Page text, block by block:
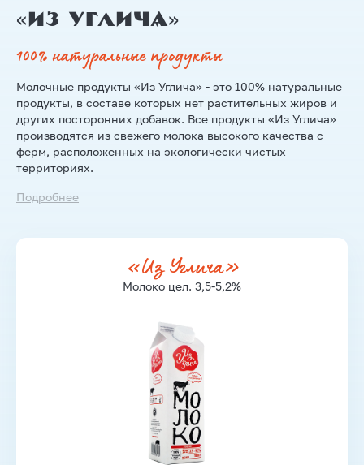
«Из Углича»
100% натуральные продукты
Молочные продукты «Из Углича» - это 100% натуральные
продукты, в составе которых нет растительных жиров и
других посторонних добавок. Все продукты «Из Углича»
производятся из свежего молока высокого качества с
ферм, расположенных на экологически чистых
территориях.
Подробнее
«Из Углича»
Молоко цел. 3,5-5,2%